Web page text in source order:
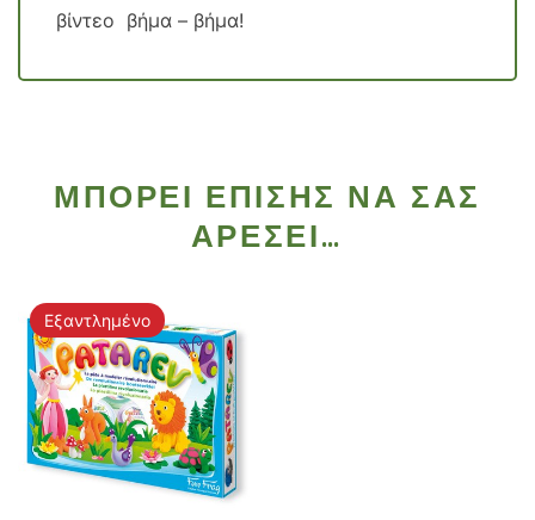
βίντεο βήμα – βήμα!
ΜΠΟΡΕΊ ΕΠΊΣΗΣ ΝΑ ΣΑΣ
ΑΡΈΣΕΙ…
Εξαντλημένο